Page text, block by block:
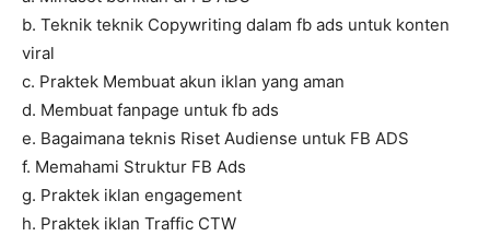
b. Teknik teknik Copywriting dalam fb ads untuk konten
viral
c. Praktek Membuat akun iklan yang aman
d. Membuat fanpage untuk fb ads
e. Bagaimana teknis Riset Audiense untuk FB ADS
f. Memahami Struktur FB Ads
g. Praktek iklan engagement
h. Praktek iklan Traffic CTW